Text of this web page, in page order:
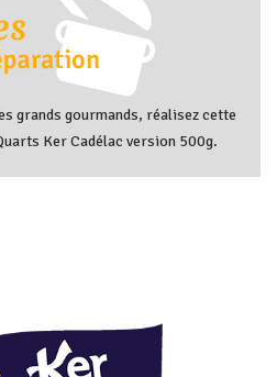
grands gourmands, réalisez cette
Ker Cadélac version 500g.